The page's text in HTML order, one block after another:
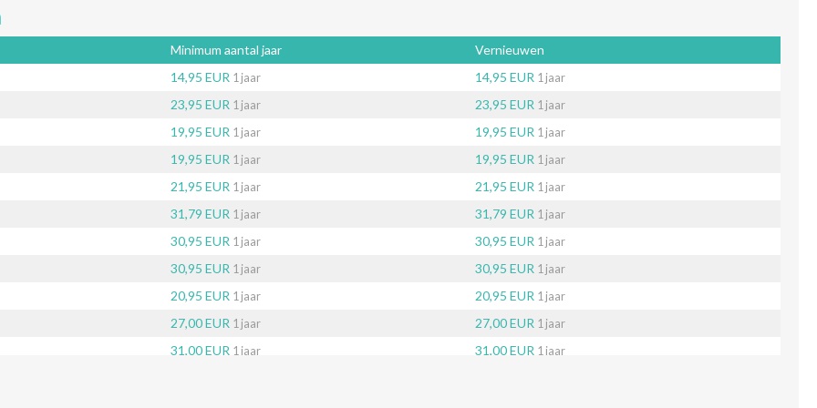
Minimum aantal jaar
Vernieuwen
14,95 EUR 1 jaar 14,95 EUR 1 jaar
23,95 EUR 1 jaar 23,95 EUR 1 jaar
19,95 EUR 1 jaar 19,95 EUR 1 jaar
19,95 EUR 1 jaar 19,95 EUR 1 jaar
21,95 EUR 1 jaar 21,95 EUR 1 jaar
31,79 EUR 1 jaar 31,79 EUR 1 jaar
30,95 EUR 1 jaar 30,95 EUR 1 jaar
30,95 EUR 1 jaar 30,95 EUR 1 jaar
20,95 EUR 1 jaar 20,95 EUR 1 jaar
27,00 EUR 1 jaar 27,00 EUR 1 jaar
31,00 EUR 1 jaar 31,00 EUR 1 jaar